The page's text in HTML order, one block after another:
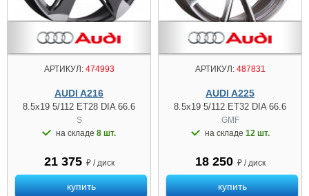
АРТИКУЛ:474993
AUDI A216
8.5x19 5/112 ET28 DIA 66.6
S
на складе 8 шт.
21 375 ₽ / диск
купить
АРТИКУЛ:487831
AUDI A225
8.5x19 5/112 ET32 DIA 66.6
GMF
на складе 12 шт.
18 250 ₽ / диск
купить